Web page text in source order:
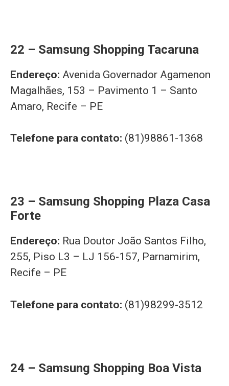
22 – Samsung Shopping Tacaruna
Endereço: Avenida Governador Agamenon
Magalhães, 153 – Pavimento 1 – Santo
Amaro, Recife – PE
Telefone para contato: (81)98861-1368
23 – Samsung Shopping Plaza Casa
Forte
Endereço: Rua Doutor João Santos Filho,
255, Piso L3 – LJ 156-157, Parnamirim,
Recife – PE
Telefone para contato: (81)98299-3512
24 – Samsung Shopping Boa Vista